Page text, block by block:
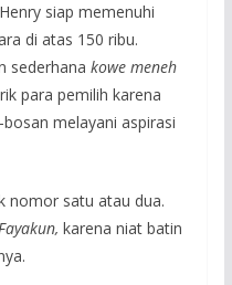
siap memenuhi
di atas 150 ribu.
sederhana kowe meneh
para pemilih karena
melayani aspirasi
nomor satu atau dua.
karena niat batin